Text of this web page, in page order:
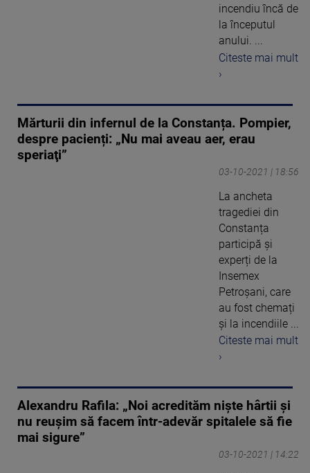
incendiu încă de
la începutul
anului. ...
Citeste mai mult
›
Mărturii din infernul de la Constanța. Pompier,
despre pacienți: „Nu mai aveau aer, erau
speriaţi”
03-10-2021 | 18:56
La ancheta
tragediei din
Constanța
participă și
experți de la
Insemex
Petroșani, care
au fost chemați
și la incendiile ...
Citeste mai mult
›
Alexandru Rafila: „Noi acredităm nişte hârtii şi
nu reuşim să facem într-adevăr spitalele să fie
mai sigure”
03-10-2021 | 14:22